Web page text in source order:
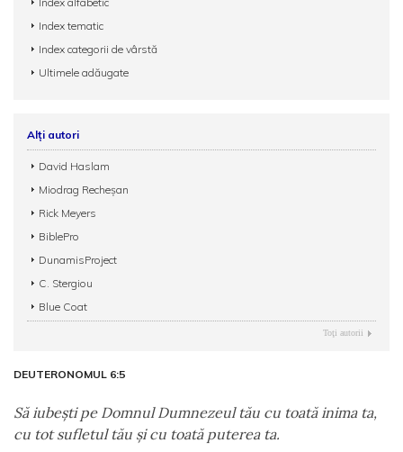
Index tematic
Index categorii de vârstă
Ultimele adăugate
Alți autori
David Haslam
Miodrag Recheşan
Rick Meyers
BiblePro
DunamisProject
C. Stergiou
Blue Coat
Toţi autorii
DEUTERONOMUL 6:5
Să iubeşti pe Domnul Dumnezeul tău cu toată inima ta,
cu tot sufletul tău şi cu toată puterea ta.